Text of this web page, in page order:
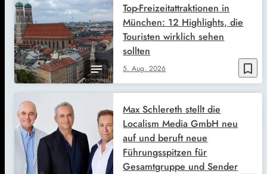
bookmark_border
5. Aug. 2026
Top-Freizeitattraktionen in
München: 12 Highlights, die
Touristen wirklich sehen
sollten
Max Schlereth stellt die
Localism Media GmbH neu
auf und beruft neue
Führungsspitzen für
Gesamtgruppe und Sender